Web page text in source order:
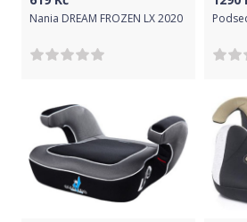
Nania DREAM FROZEN LX 2020